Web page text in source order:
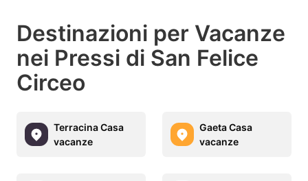
Destinazioni per Vacanze
nei Pressi di San Felice
Circeo
Terracina Casa
vacanze
Gaeta Casa
vacanze